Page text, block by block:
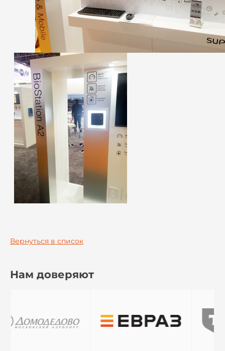
Вернуться в список
Нам доверяют